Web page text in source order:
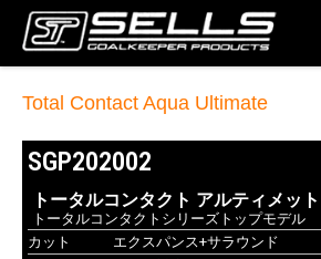
Total Contact Aqua Ultimate
SGP202002
トータルコンタクト アルティメット
トータルコンタクトシリーズトップモデル
カット
エクスパンス+サラウンド